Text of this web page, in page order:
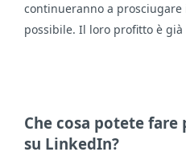
continueranno a
possibile. Il loro profitto è
Che cosa potete fare
su LinkedIn?